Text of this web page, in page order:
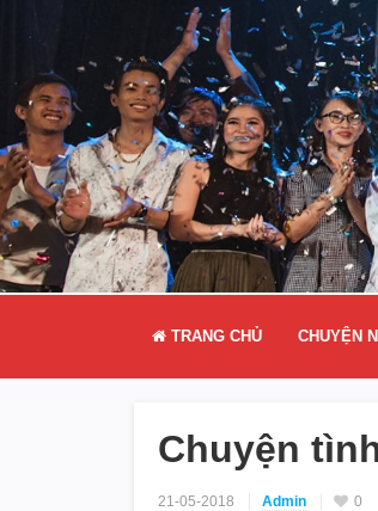
TRANG CHỦ CHUYỆN
Chuyện
21-05-2018 Admin 0